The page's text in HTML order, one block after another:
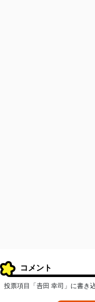
コメント
投票項目「𠮷田 幸司」に書き